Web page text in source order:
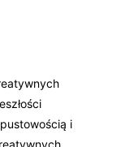
i